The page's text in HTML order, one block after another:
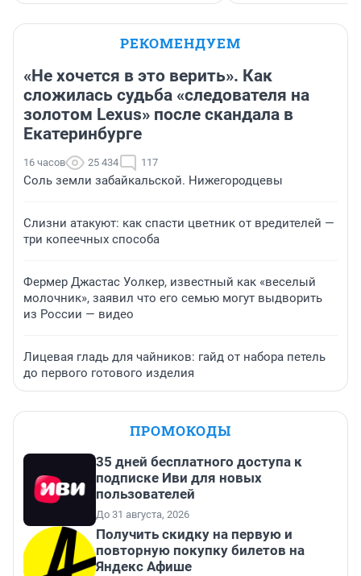
РЕКОМЕНДУЕМ
«Не хочется в это верить». Как
сложилась судьба «следователя на
золотом Lexus» после скандала в
Екатеринбурге
16 часов 25 434 117
Соль земли забайкальской. Нижегородцевы
Слизни атакуют: как спасти цветник от вредителей —
три копеечных способа
Фермер Джастас Уолкер, известный как «веселый
молочник», заявил что его семью могут выдворить
из России — видео
Лицевая гладь для чайников: гайд от набора петель
до первого готового изделия
ПРОМОКОДЫ
35 дней бесплатного доступа к
подписке Иви для новых
пользователей
До 31 августа, 2026
Получить скидку на первую и
повторную покупку билетов на
Яндекс Афише